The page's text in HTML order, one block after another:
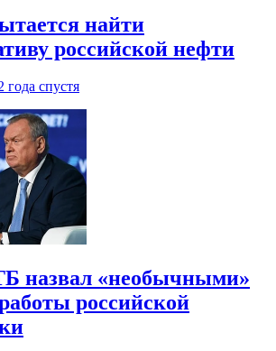
найти
российской нефти
года спустя
назвал «необычными»
российской